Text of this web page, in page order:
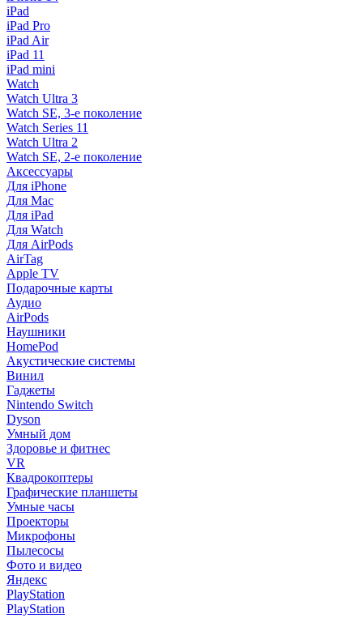
iPad
iPad Pro
iPad Air
iPad 11
iPad mini
Watch
Watch Ultra 3
Watch SE, 3-е поколение
Watch Series 11
Watch Ultra 2
Watch SE, 2-е поколение
Аксессуары
Для iPhone
Для Mac
Для iPad
Для Watch
Для AirPods
AirTag
Apple TV
Подарочные карты
Аудио
AirPods
Наушники
HomePod
Акустические системы
Винил
Гаджеты
Nintendo Switch
Dyson
Умный дом
Здоровье и фитнес
VR
Квадрокоптеры
Графические планшеты
Умные часы
Проекторы
Микрофоны
Пылесосы
Фото и видео
Яндекс
PlayStation
PlayStation